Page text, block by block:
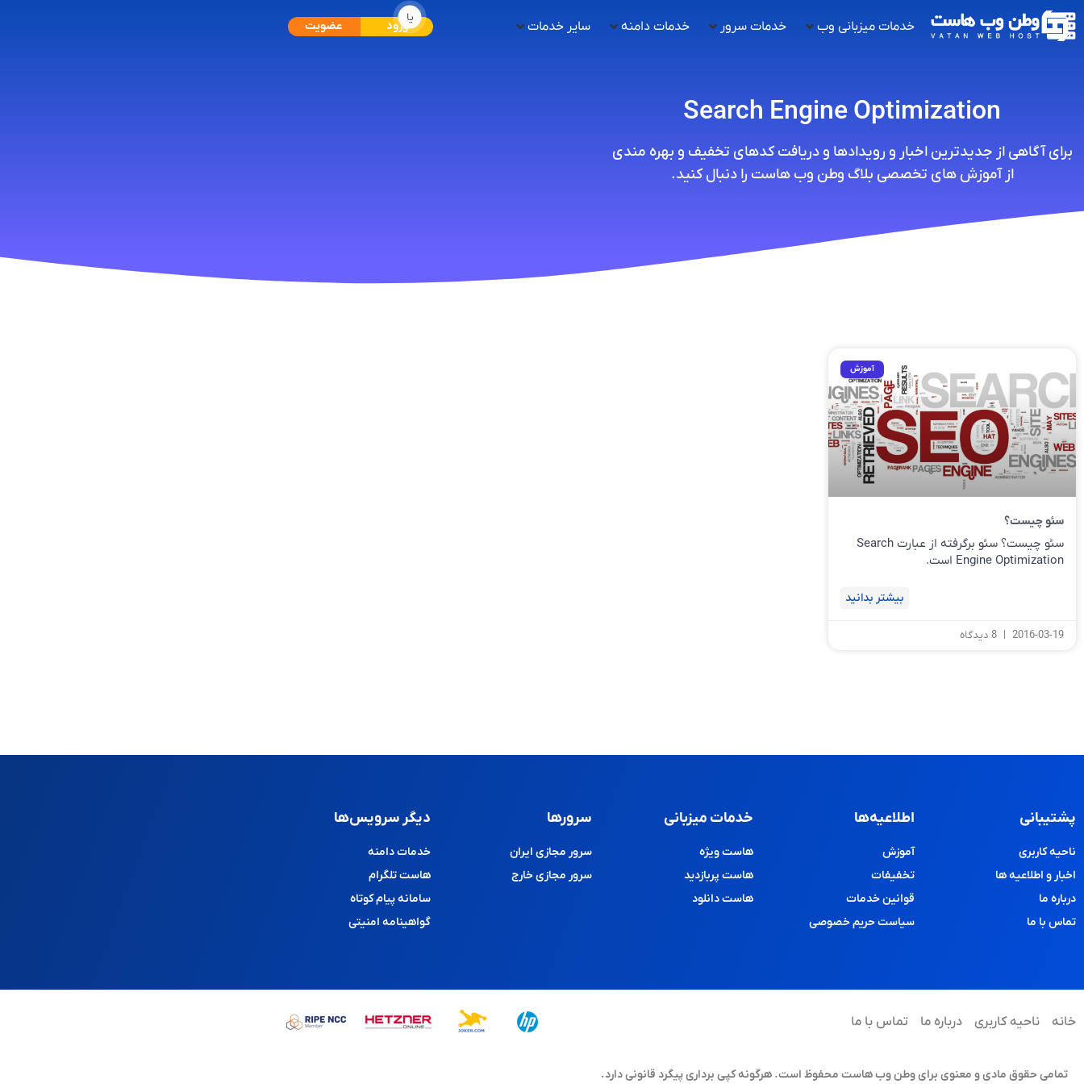
خدمات میزبانی وب خدمات سرور خدمات دامنه سایر خدمات ورود
یا
عضویت
Search Engine Optimization
برای آگاهی از جدیدترین اخبار و رویدادها و دریافت کدهای تخفیف و بهره مندی
از آموزش های تخصصی بلاگ وطن وب هاست را دنبال کنید.
آموزش
سئو چیست؟
سئو چیست؟ سئو برگرفته از عبارت Search
Engine Optimization است.
بیشتر بدانید
2016-03-19
پشتیبانی
ناحیه کاربری
اخبار و اطلاعیه ها
درباره ما
تماس با ما
اطلاعیه‌ها
آموزش
تخفیفات
قوانین خدمات
سیاست حریم خصوصی
خدمات میزبانی
هاست ویژه
هاست پربازدید
هاست دانلود
سرورها
سرور مجازی ایران
سرور مجازی خارج
دیگر سرویس‌ها
خدمات دامنه
هاست تلگرام
سامانه پیام کوتاه
گواهینامه امنیتی
خانه ناحیه کاربری درباره ما تماس با ما
تمامی حقوق مادی و معنوی برای وطن وب هاست محفوظ است. هرگونه کپی برداری پیگرد قانونی دارد.